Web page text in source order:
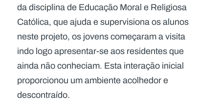
da disciplina de Educação Moral e Religiosa
Católica, que ajuda e supervisiona os alunos
neste projeto, os jovens começaram a visita
indo logo apresentar-se aos residentes que
ainda não conheciam. Esta interação inicial
proporcionou um ambiente acolhedor e
descontraído.